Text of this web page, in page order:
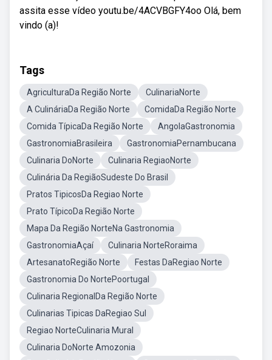
assita esse vídeo youtu.be/4ACVBGFY4oo Olá, bem
vindo (a)!
Tags
AgriculturaDa Região Norte
CulinariaNorte
A CulináriaDa Região Norte
ComidaDa Região Norte
Comida TípicaDa Região Norte
AngolaGastronomia
GastronomiaBrasileira
GastronomiaPernambucana
Culinaria DoNorte
Culinaria RegiaoNorte
Culinária Da RegiãoSudeste Do Brasil
Pratos TipicosDa Regiao Norte
Prato TípicoDa Região Norte
Mapa Da Região NorteNa Gastronomia
GastronomiaAçaí
Culinaria NorteRoraima
ArtesanatoRegião Norte
Festas DaRegiao Norte
Gastronomia Do NortePoortugal
Culinaria RegionalDa Região Norte
Culinarias Tipicas DaRegiao Sul
Regiao NorteCulinaria Mural
Culinaria DoNorte Amozonia